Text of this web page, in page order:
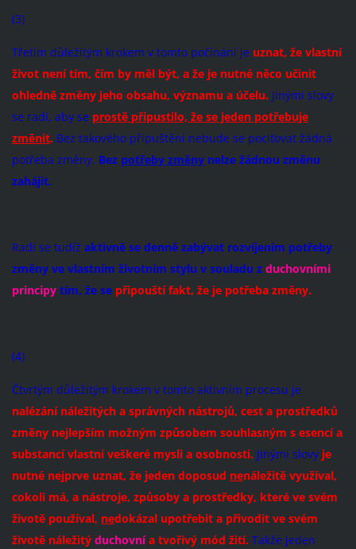
(3)
Třetím důležitým krokem v tomto počínání je uznat, že vlastní
život není tím, čím by měl být, a že je nutné něco učinit
ohledně změny jeho obsahu, významu a účelu. Jinými slovy
se radí, aby se prostě připustilo, že se jeden potřebuje
změnit. Bez takového připuštění nebude se pociťovat žádná
potřeba změny. Bez potřeby změnynelze žádnou změnu
zahájit.
Radí se tudíž aktivně se denně zabývat rozvíjením potřeby
změny ve vlastním životním stylu v souladu z duchovními
principytím, že se připouští fakt, že je potřeba změny.
(4)
Čtvrtým důležitým krokem v tomto aktivním procesu je
nalézání náležitých a správných nástrojů, cest a prostředků
změny nejlepším možným způsobem souhlasným s esencí a
substancí vlastní veškeré mysli a osobnosti. Jinými slovy je
nutné nejprve uznat, že jeden doposud nenáležitě využíval,
cokoli má, a nástroje, způsoby a prostředky, které ve svém
životě používal, nedokázal upotřebit a přivodit ve svém
životě náležitý duchovnía tvořivý mód žití. Takže jeden